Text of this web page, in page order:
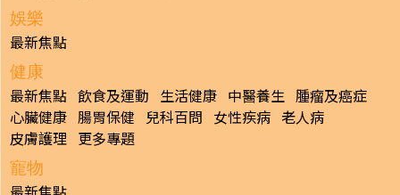
娛樂
最新焦點
健康
最新焦點 飲食及運動 生活健康 中醫養生 腫瘤及癌症
心臟健康 腸胃保健 兒科百問 女性疾病 老人病
皮膚護理 更多專題
寵物